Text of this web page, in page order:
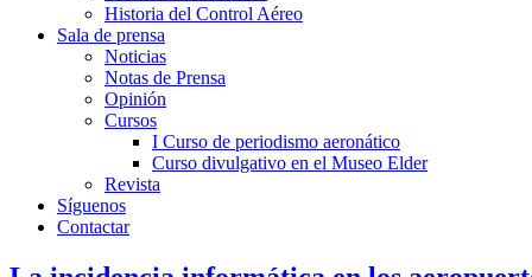
Historia del Control Aéreo
Sala de prensa
Noticias
Notas de Prensa
Opinión
Cursos
I Curso de periodismo aeronático
Curso divulgativo en el Museo Elder
Revista
Síguenos
Contactar